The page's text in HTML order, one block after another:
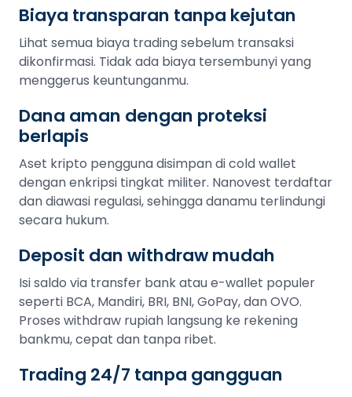
Biaya transparan tanpa kejutan
Lihat semua biaya trading sebelum transaksi
dikonfirmasi. Tidak ada biaya tersembunyi yang
menggerus keuntunganmu.
Dana aman dengan proteksi
berlapis
Aset kripto pengguna disimpan di cold wallet
dengan enkripsi tingkat militer. Nanovest terdaftar
dan diawasi regulasi, sehingga danamu terlindungi
secara hukum.
Deposit dan withdraw mudah
Isi saldo via transfer bank atau e-wallet populer
seperti BCA, Mandiri, BRI, BNI, GoPay, dan OVO.
Proses withdraw rupiah langsung ke rekening
bankmu, cepat dan tanpa ribet.
Trading 24/7 tanpa gangguan